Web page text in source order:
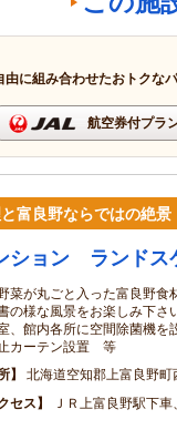
由に組み合わせたおトクな
航空券付プラ
富良野ならではの絶景
ション ランドス
菜が丸ごと入った富良野食
の様な風景をお楽しみ下さ
、館内各所に空間除菌機を
カーテン設置 等
北海道空知郡上富良野
セス
ＪＲ上富良野駅下